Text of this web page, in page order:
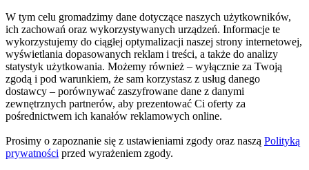
W tym celu gromadzimy dane dotyczące naszych użytkowników,
ich zachowań oraz wykorzystywanych urządzeń. Informacje te
wykorzystujemy do ciągłej optymalizacji naszej strony internetowej,
wyświetlania dopasowanych reklam i treści, a także do analizy
statystyk użytkowania. Możemy również – wyłącznie za Twoją
zgodą i pod warunkiem, że sam korzystasz z usług danego
dostawcy – porównywać zaszyfrowane dane z danymi
zewnętrznych partnerów, aby prezentować Ci oferty za
pośrednictwem ich kanałów reklamowych online.
Prosimy o zapoznanie się z ustawieniami zgody oraz naszą Polityką
prywatności przed wyrażeniem zgody.